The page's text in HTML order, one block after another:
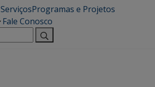
ServiçosProgramas e Projetos
Fale Conosco